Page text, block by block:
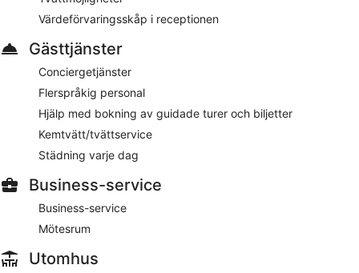
Boendet har rumsservice (under begränsade tider).
Värdeförvaringsskåp i receptionen
Gästtjänster
Conciergetjänster
Flerspråkig personal
Hjälp med bokning av guidade turer och biljetter
Kemtvätt/tvättservice
Städning varje dag
Business-service
Business-service
Mötesrum
Utomhus